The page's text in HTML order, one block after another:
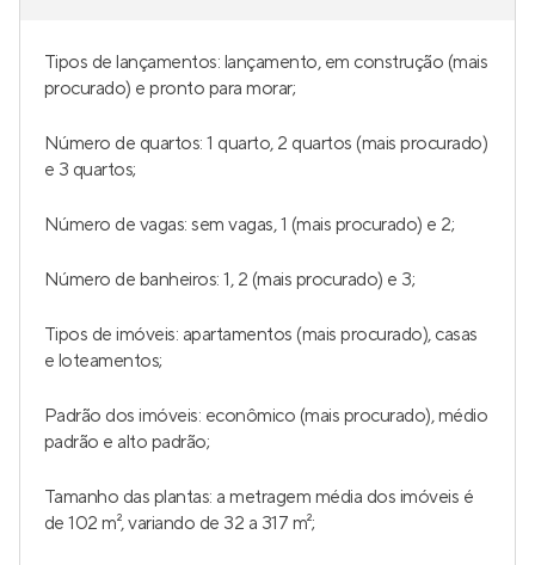
Tipos de lançamentos: lançamento, em construção (mais
procurado) e pronto para morar;
Número de quartos: 1 quarto, 2 quartos (mais procurado)
e 3 quartos;
Número de vagas: sem vagas, 1 (mais procurado) e 2;
Número de banheiros: 1, 2 (mais procurado) e 3;
Tipos de imóveis: apartamentos (mais procurado), casas
e loteamentos;
Padrão dos imóveis: econômico (mais procurado), médio
padrão e alto padrão;
Tamanho das plantas: a metragem média dos imóveis é
de 102 m², variando de 32 a 317 m²;